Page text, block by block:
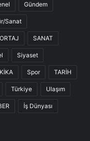
Gündem
Sanat
SANAT
Siyaset
Spor TARİH
Türkiye Ulaşım
İş Dünyası